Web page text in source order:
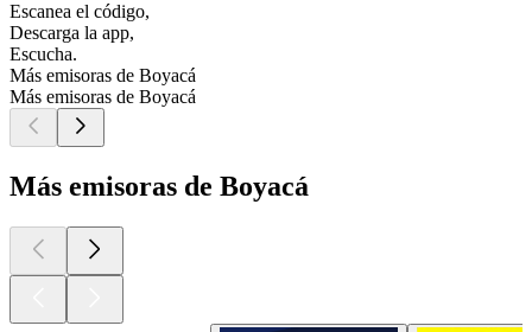
Escanea el código,
Descarga la app,
Escucha.
Más emisoras de Boyacá
Más emisoras de Boyacá
Más emisoras de Boyacá